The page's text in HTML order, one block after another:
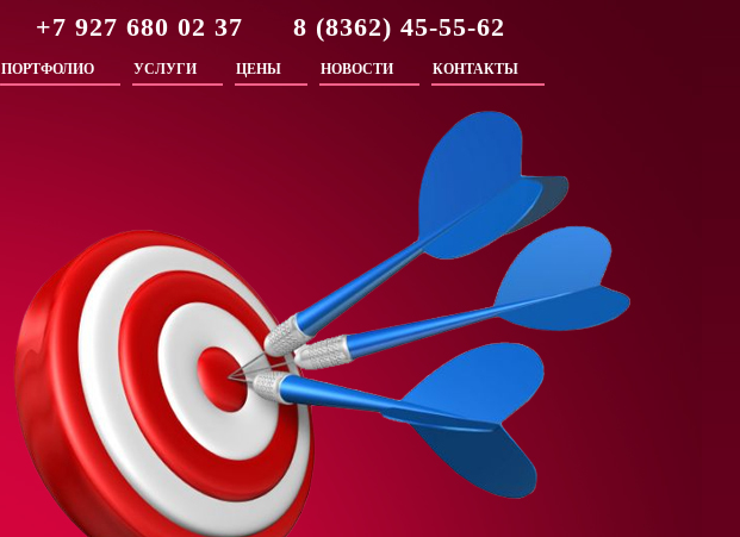
+7 927 680 02 37 8 (8362) 45-55-62
ПОРТФОЛИО УСЛУГИ ЦЕНЫ НОВОСТИ КОНТАКТЫ